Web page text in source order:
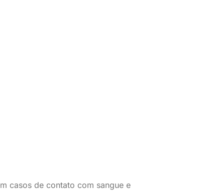
casos de contato com sangue e